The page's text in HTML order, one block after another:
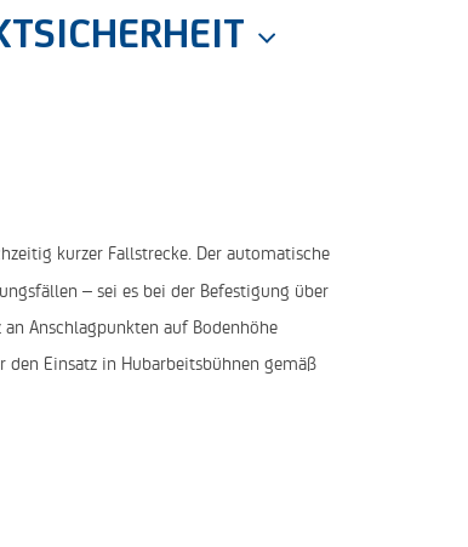
kurzer Fallstrecke. Der automatische
– sei es bei der Befestigung über
Anschlagpunkten auf Bodenhöhe
Einsatz in Hubarbeitsbühnen gemäß